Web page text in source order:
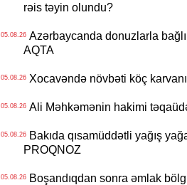
rəis təyin olundu?
05.08.26Azərbaycanda donuzlarla
AQTA
05.08.26Xocavəndə növbəti köç
05.08.26Ali Məhkəmənin hakimi
05.08.26Bakıda qısamüddətli yağış
PROQNOZ
05.08.26Boşandıqdan sonra əmlak